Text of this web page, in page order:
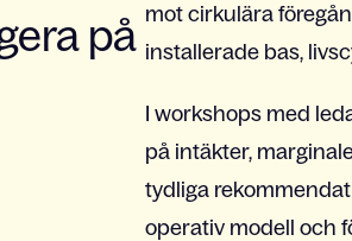
på mot cirkulära
installerade bas,
I workshops med
på intäkter,
tydliga
operativ modell och